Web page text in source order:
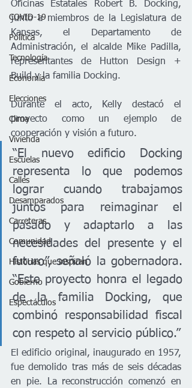
COVID-19
Política
Tecnología
Economía
Elecciones
Clima
Vivienda
Escuelas
Calles
Desamparados
Carreteras
Comunidad
Historias que inspiran
Gobierno
Espectáculos
Oficinas Estatales Robert B. Docking,
junto a miembros de la Legislatura de
Kansas, el Departamento de
Administración, el alcalde Mike Padilla,
representantes de Hutton Design +
Build y la familia Docking.
Durante el acto, Kelly destacó el
proyecto como un ejemplo de
cooperación y visión a futuro.
“El nuevo edificio Docking
representa lo que podemos
lograr cuando trabajamos
juntos para reimaginar el
pasado y adaptarlo a las
necesidades del presente y el
futuro”, señaló la gobernadora.
“Este proyecto honra el legado
de la familia Docking, que
combinó responsabilidad fiscal
con respeto al servicio público.”
El edificio original, inaugurado en 1957,
fue demolido tras más de seis décadas
en pie. La reconstrucción comenzó en